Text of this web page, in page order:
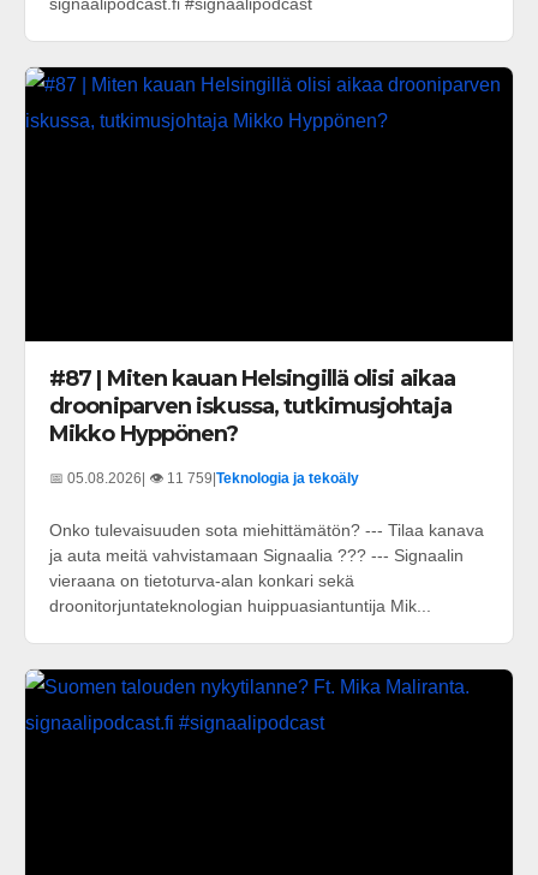
#87 | Miten kauan Helsingillä olisi aikaa
drooniparven iskussa, tutkimusjohtaja
Mikko Hyppönen?
📅 05.08.2026 | 👁️ 11 759 Teknologia ja tekoäly
Onko tulevaisuuden sota miehittämätön? --- Tilaa kanava
ja auta meitä vahvistamaan Signaalia ??? --- Signaalin
vieraana on tietoturva-alan konkari sekä
droonitorjuntateknologian huippuasiantuntija Mik...